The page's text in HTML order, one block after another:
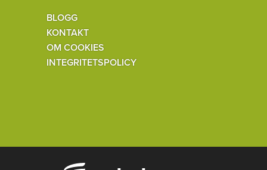
BLOGG
KONTAKT
OM COOKIES
INTEGRITETSPOLICY